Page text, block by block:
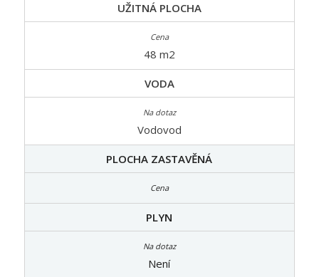
UŽITNÁ PLOCHA
48 m2
VODA
Vodovod
PLOCHA ZASTAVĚNÁ
PLYN
Není